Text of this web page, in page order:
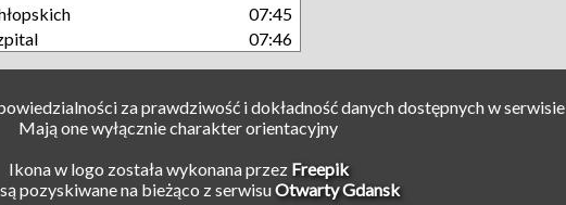
07:45
07:46
za prawdziwość i dokładność danych dostępnych w serwisie
Mają one wyłącznie charakter orientacyjny
Ikona w logo została wykonana przez Freepik
pozyskiwane na bieżąco z serwisuOtwarty Gdansk